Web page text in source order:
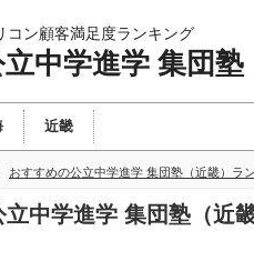
コン顧客満足度ランキング
中学進学 集団塾
近畿
おすすめの公立中学進学 集団塾（近畿）ラ
立中学進学 集団塾（